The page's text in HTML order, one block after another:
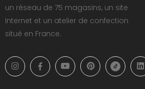
un réseau de 75 magasins, un site
Internet et un atelier de confection
situé en France.